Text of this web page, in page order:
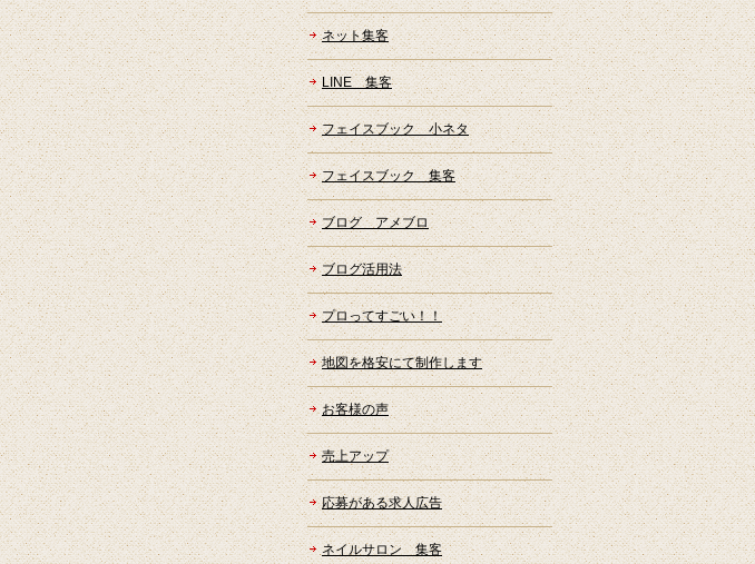
ネット集客
LINE 集客
フェイスブック 小ネタ
フェイスブック 集客
ブログ アメブロ
ブログ活用法
プロってすごい！！
地図を格安にて制作します
お客様の声
売上アップ
応募がある求人広告
ネイルサロン 集客